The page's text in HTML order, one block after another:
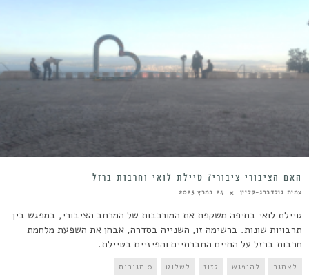
האם הציבורי ציבורי? טיילת לואי וחרבות ברזל
עמית גולדברג-קליין 24 במרץ 2025
טיילת לואי בחיפה משקפת את המורכבות של המרחב הציבורי, במפגש בין
תרבויות שונות. ברשימה זו, השנייה בסדרה, אבחן את השפעת מלחמת
חרבות ברזל על החיים החברתיים והפיזיים בטיילת.
לאתגר להיפגש לזוז לשלוט 0 תגובות